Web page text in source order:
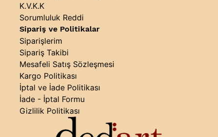
K.V.K.K
Sorumluluk Reddi
Sipariş ve Politikalar
Siparişlerim
Sipariş Takibi
Mesafeli Satış Sözleşmesi
Kargo Politikası
İptal ve İade Politikası
İade - İptal Formu
Gizlilik Politikası